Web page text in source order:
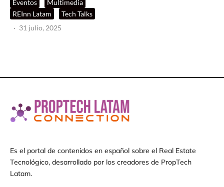
Eventos
Multimedia
REInn Latam
Tech Talks
· 31 julio, 2025
Es el portal de contenidos en español sobre el Real Estate
Tecnológico, desarrollado por los creadores de PropTech
Latam.